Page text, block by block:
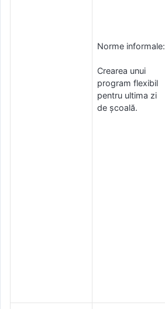
Norme informale:
Crearea unui
program flexibil
pentru ultima zi
de școală.